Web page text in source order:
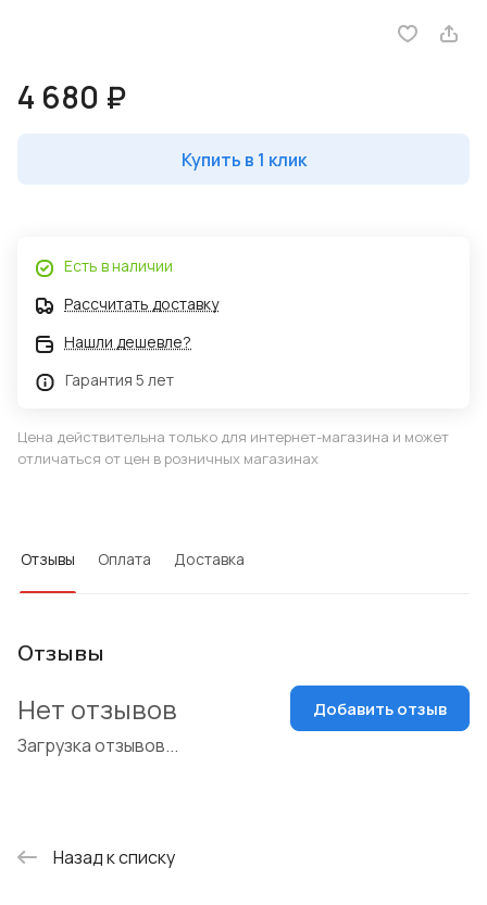
4 680 ₽
Купить в 1 клик
Есть в наличии
Рассчитать доставку
Нашли дешевле?
Гарантия 5 лет
Цена действительна только для интернет-магазина и может
отличаться от цен в розничных магазинах
Отзывы Оплата Доставка
Отзывы
Загрузка отзывов...
Нет отзывов Добавить отзыв
Назад к списку